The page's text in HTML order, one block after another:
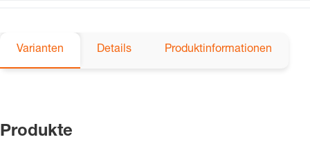
Varianten Details Produktinformationen
Produkte